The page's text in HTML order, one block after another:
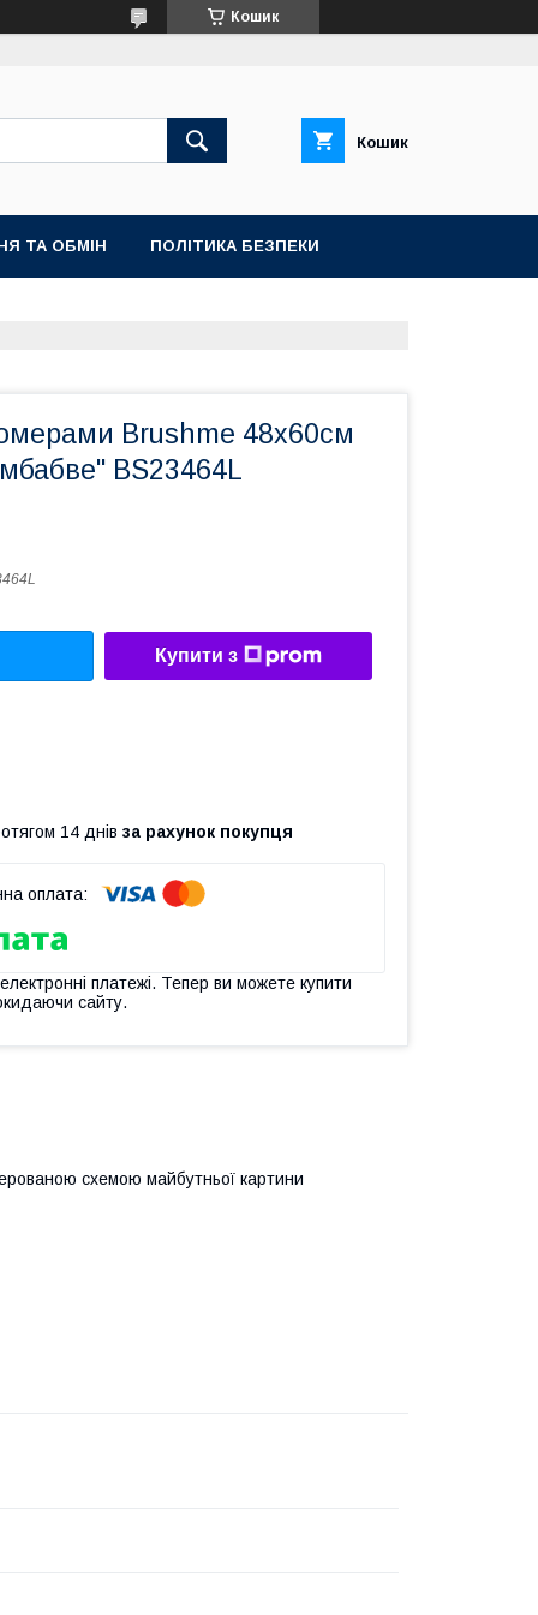
Кошик
Кошик
ТА ОБМІН ПОЛІТИКА БЕЗПЕКИ
Brushme 48x60см
BS23464L
Купити з
14 днів за рахунок покупця
платежі. Тепер ви можете купити
сайту.
схемою майбутньої картини